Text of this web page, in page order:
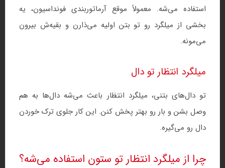
استفاده می‌شه. معمولاً موقع آرماتوربندی فونداسیون، یه
بخشی از میلگرد رو تو بتن اولیه می‌ذارن و بقیه‌ش بیرون
می‌مونه.
میلگرد انتظار تو دال
تو دال‌های بتنی، میلگرد انتظار باعث می‌شه دال‌ها به هم
وصل بشن و بار رو بهتر پخش کنن. این کار جلوی ترک خوردن
دال رو می‌گیره.
چرا از میلگرد انتظار تو ستون استفاده می‌شه؟